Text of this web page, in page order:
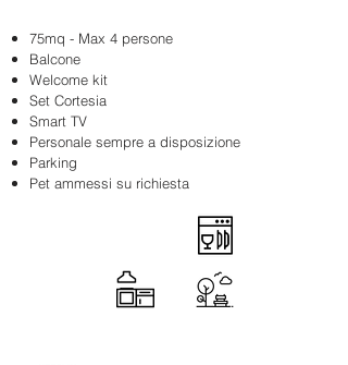
Smart TV
Personale sempre a disposizione
Parking
Pet ammessi su richiesta
75mq - Max 4 persone
Balcone
Welcome kit
Set Cortesia